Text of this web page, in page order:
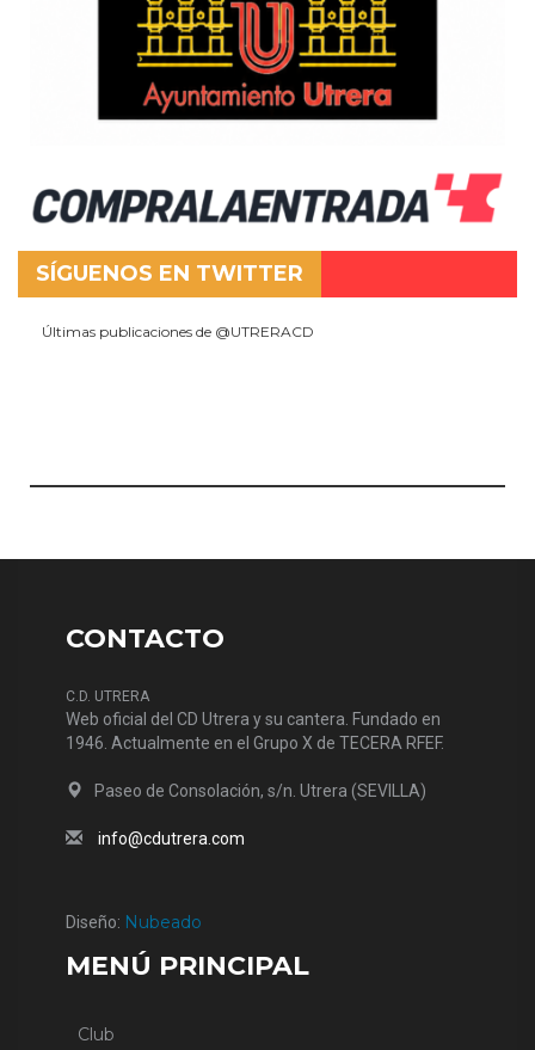
SÍGUENOS EN TWITTER
Últimas publicaciones de @UTRERACD
CONTACTO
C.D. UTRERA
Web oficial del CD Utrera y su cantera. Fundado en
1946. Actualmente en el Grupo X de TECERA RFEF.
Paseo de Consolación, s/n. Utrera (SEVILLA)
info@cdutrera.com
Diseño: Nubeado
MENÚ PRINCIPAL
Club